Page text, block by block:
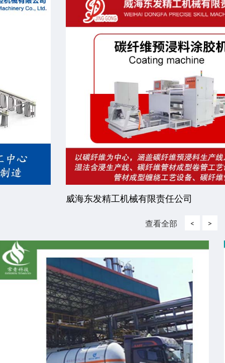
威海东发精工机械有限责任公司
查看全部 < >